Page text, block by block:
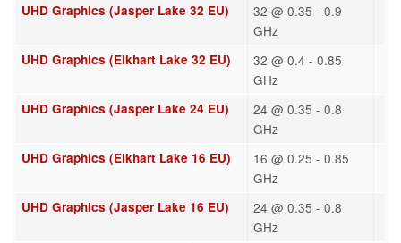
UHD Graphics (Jasper Lake 32 EU)
32 @ 0.35 - 0.9
GHz
UHD Graphics (Elkhart Lake 32 EU)
32 @ 0.4 - 0.85
GHz
UHD Graphics (Jasper Lake 24 EU)
24 @ 0.35 - 0.8
GHz
UHD Graphics (Elkhart Lake 16 EU)
16 @ 0.25 - 0.85
GHz
UHD Graphics (Jasper Lake 16 EU)
24 @ 0.35 - 0.8
GHz